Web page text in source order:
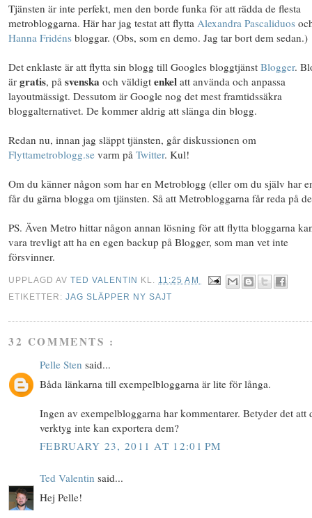
Tjänsten är inte perfekt, men den borde funka för att rädda de flesta
metrobloggarna. Här har jag testat att flytta Alexandra Pascaliduos
Hanna Fridéns bloggar. (Obs, som en demo. Jag tar bort dem sedan.)
Det enklaste är att flytta sin blogg till Googles bloggtjänst Blogger.
är gratis, på svenska och väldigt enkel att använda och anpassa
layoutmässigt. Dessutom är Google nog det mest framtidssäkra
bloggalternativet. De kommer aldrig att slänga din blogg.
Redan nu, innan jag släppt tjänsten, går diskussionen om
Flyttametroblogg.se varm på Twitter. Kul!
Om du känner någon som har en Metroblogg (eller om du själv har
får du gärna blogga om tjänsten. Så att Metrobloggarna får reda på
PS. Även Metro hittar någon annan lösning för att flytta bloggarna
vara trevligt att ha en egen backup på Blogger, som man vet inte
försvinner.
UPPLAGD AVTED VALENTIN KL. 11:25 AM
ETIKETTER:JAG SLÄPPER NY SAJT
32 COMMENTS :
Pelle Sten said...
Båda länkarna till exempelbloggarna är lite för långa.
Ingen av exempelbloggarna har kommentarer. Betyder det att
verktyg inte kan exportera dem?
FEBRUARY 23, 2011 AT 12:01 PM
Ted Valentin said...
Hej Pelle!